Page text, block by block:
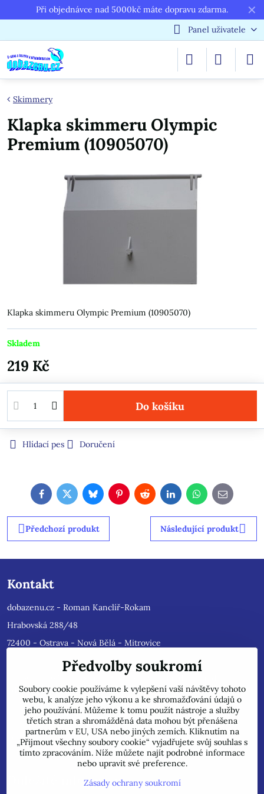
✕
Při objednávce nad 5000kč máte dopravu zdarma.
Panel uživatele
Skimmery
Klapka skimmeru Olympic
Premium (10905070)
Klapka skimmeru Olympic Premium (10905070)
Skladem
219 Kč
Do košíku
Hlídací pes Doručení
FacebookTwitterBlueskyPinterestRedditLinkedInWhatsApp
E-
mail
Předchozí produkt Následující produkt
Kontakt
dobazenu.cz - Roman Kanclíř-Rokam
Hrabovská 288/48
72400 - Ostrava - Nová Bělá - Mitrovice
rokam@seznam.cz
(Prosíme nyní dotazy do mailu, ihned
odpovíme, jsme přetíženi). Reklamace prosíme pouze do mailu,
přepošleme výrobci s dalším řešením.
Jsme plátci DPH.
POZOR !!! Jedná se pouze o INTERNETOVÝ PRODEJ, na uvedené
adrese běžně neprodáváme!
Důležité informace
Předvolby soukromí
Soubory cookie používáme k vylepšení vaší návštěvy tohoto
webu, k analýze jeho výkonu a ke shromažďování údajů o
jeho používání. Můžeme k tomu použít nástroje a služby
třetích stran a shromážděná data mohou být přenášena
partnerům v EU, USA nebo jiných zemích. Kliknutím na
„Přijmout všechny soubory cookie“ vyjadřujete svůj souhlas s
tímto zpracováním. Níže můžete najít podrobné informace
nebo upravit své preference.
Zásady ochrany soukromí